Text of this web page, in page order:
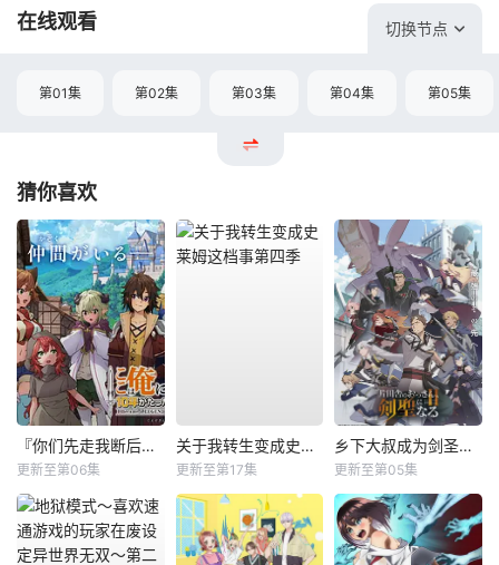
在线观看 切换节点
第01集 第02集 第03集 第04集 第05集
猜你喜欢
『你们先走我断后』，于是10年后我成为了传说
更新至第06集
关于我转生变成史莱姆这档事第四季
更新至第17集
乡下大叔成为剑圣第二季
更新至第05集